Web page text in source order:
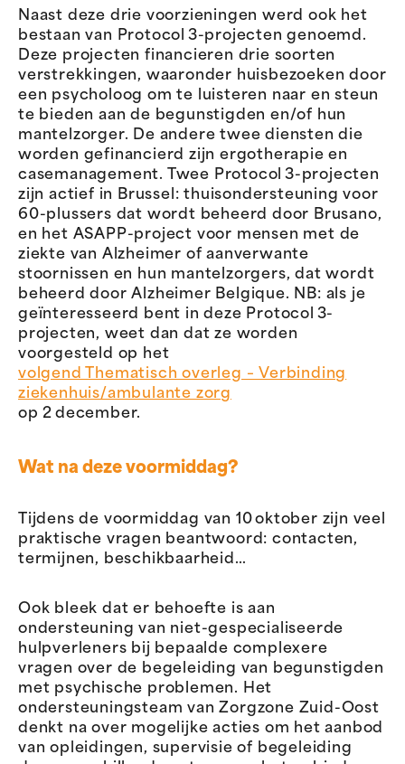
Naast deze drie voorzieningen werd ook het
bestaan van Protocol 3-projecten genoemd.
Deze projecten financieren drie soorten
verstrekkingen, waaronder huisbezoeken door
een psycholoog om te luisteren naar en steun
te bieden aan de begunstigden en/of hun
mantelzorger. De andere twee diensten die
worden gefinancierd zijn ergotherapie en
casemanagement. Twee Protocol 3-projecten
zijn actief in Brussel: thuisondersteuning voor
60-plussers dat wordt beheerd door Brusano,
en het ASAPP-project voor mensen met de
ziekte van Alzheimer of aanverwante
stoornissen en hun mantelzorgers, dat wordt
beheerd door Alzheimer Belgique. NB: als je
geïnteresseerd bent in deze Protocol 3-
projecten, weet dan dat ze worden
voorgesteld op het
volgend Thematisch overleg – Verbinding
ziekenhuis/ambulante zorg
op 2 december.
Wat na deze voormiddag?
Tijdens de voormiddag van 10 oktober zijn veel
praktische vragen beantwoord: contacten,
termijnen, beschikbaarheid…
Ook bleek dat er behoefte is aan
ondersteuning van niet-gespecialiseerde
hulpverleners bij bepaalde complexere
vragen over de begeleiding van begunstigden
met psychische problemen. Het
ondersteuningsteam van Zorgzone Zuid-Oost
denkt na over mogelijke acties om het aanbod
van opleidingen, supervisie of begeleiding